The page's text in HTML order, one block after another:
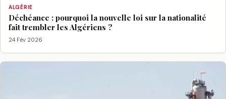
ALGÉRIE
Déchéance : pourquoi la nouvelle loi sur la nationalité
fait trembler les Algériens ?
24 Fév 2026